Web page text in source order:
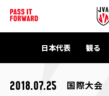
日本代表 観る
2018.07.25 国際大会